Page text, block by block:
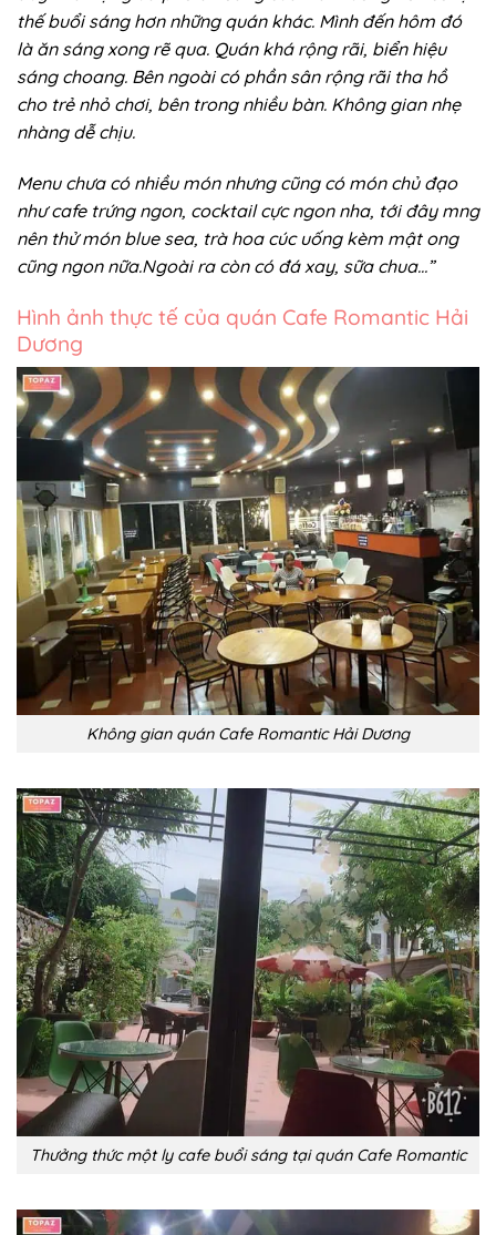
thế buổi sáng hơn những quán khác. Mình đến hôm đó
là ăn sáng xong rẽ qua. Quán khá rộng rãi, biển hiệu
sáng choang. Bên ngoài có phần sân rộng rãi tha hồ
cho trẻ nhỏ chơi, bên trong nhiều bàn. Không gian nhẹ
nhàng dễ chịu.
Menu chưa có nhiều món nhưng cũng có món chủ đạo
như cafe trứng ngon, cocktail cực ngon nha, tới đây mng
nên thử món blue sea, trà hoa cúc uống kèm mật ong
cũng ngon nữa.Ngoài ra còn có đá xay, sữa chua…”
Hình ảnh thực tế của quán Cafe Romantic Hải
Dương
Không gian quán Cafe Romantic Hải Dương
Thưởng thức một ly cafe buổi sáng tại quán Cafe Romantic